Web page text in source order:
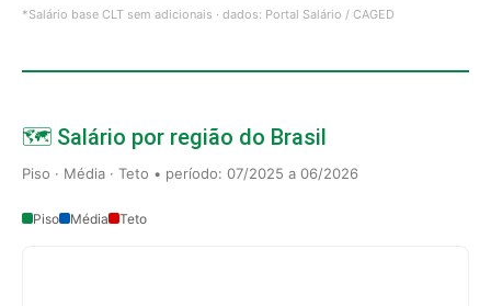
*Salário base CLT sem adicionais · dados: Portal Salário / CAGED
🗺️ Salário por região do Brasil
Piso · Média · Teto • período: 07/2025 a 06/2026
Piso Média Teto